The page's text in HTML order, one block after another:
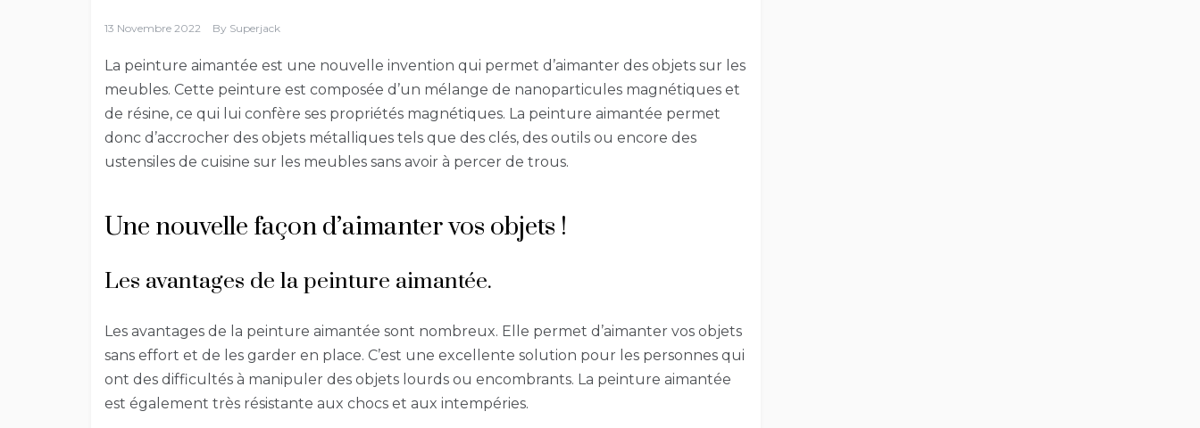
13 Novembre 2022 By Superjack
La peinture aimantée est une nouvelle invention qui permet d’aimanter des objets sur les
meubles. Cette peinture est composée d’un mélange de nanoparticules magnétiques et
de résine, ce qui lui confère ses propriétés magnétiques. La peinture aimantée permet
donc d’accrocher des objets métalliques tels que des clés, des outils ou encore des
ustensiles de cuisine sur les meubles sans avoir à percer de trous.
Une nouvelle façon d’aimanter vos objets !
Les avantages de la peinture aimantée.
Les avantages de la peinture aimantée sont nombreux. Elle permet d’aimanter vos objets
sans effort et de les garder en place. C’est une excellente solution pour les personnes qui
ont des difficultés à manipuler des objets lourds ou encombrants. La peinture aimantée
est également très résistante aux chocs et aux intempéries.